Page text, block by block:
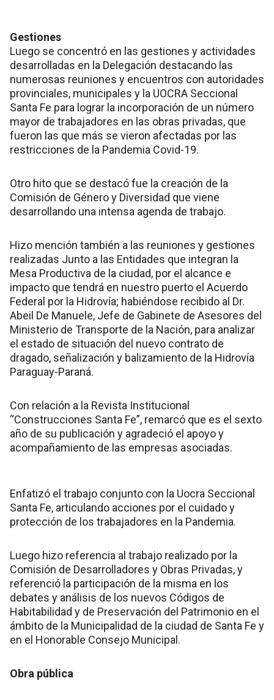
Gestiones
Luego se concentró en las gestiones y actividades
desarrolladas en la Delegación destacando las
numerosas reuniones y encuentros con autoridades
provinciales, municipales y la UOCRA Seccional
Santa Fe para lograr la incorporación de un número
mayor de trabajadores en las obras privadas, que
fueron las que más se vieron afectadas por las
restricciones de la Pandemia Covid-19.
Otro hito que se destacó fue la creación de la
Comisión de Género y Diversidad que viene
desarrollando una intensa agenda de trabajo.
Hizo mención también a las reuniones y gestiones
realizadas Junto a las Entidades que integran la
Mesa Productiva de la ciudad, por el alcance e
impacto que tendrá en nuestro puerto el Acuerdo
Federal por la Hidrovía; habiéndose recibido al Dr.
Abeil De Manuele, Jefe de Gabinete de Asesores del
Ministerio de Transporte de la Nación, para analizar
el estado de situación del nuevo contrato de
dragado, señalización y balizamiento de la Hidrovía
Paraguay-Paraná.
Con relación a la Revista Institucional
“Construcciones Santa Fe”, remarcó que es el sexto
año de su publicación y agradeció el apoyo y
acompañamiento de las empresas asociadas.
Enfatizó el trabajo conjunto con la Uocra Seccional
Santa Fe, articulando acciones por el cuidado y
protección de los trabajadores en la Pandemia.
Luego hizo referencia al trabajo realizado por la
Comisión de Desarrolladores y Obras Privadas, y
referenció la participación de la misma en los
debates y análisis de los nuevos Códigos de
Habitabilidad y de Preservación del Patrimonio en el
ámbito de la Municipalidad de la ciudad de Santa Fe y
en el Honorable Consejo Municipal.
Obra pública